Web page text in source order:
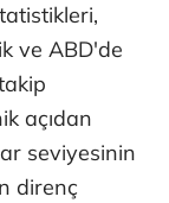
ve ABD'de
açıdan
seviyesinin
direnç